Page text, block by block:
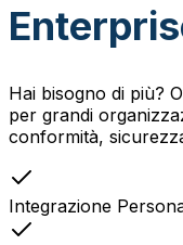
Hai bisogno di più?
per grandi
conformità,
Integrazione